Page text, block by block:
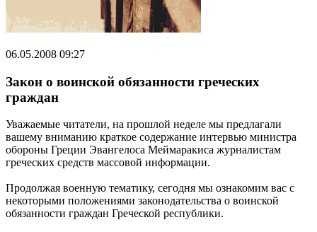
06.05.2008 09:27
Закон о воинской обязанности греческих
граждан
Уважаемые читатели, на прошлой неделе мы предлагали
вашему вниманию краткое содержание интервью министра
обороны Греции Эвангелоса Меймаракиса журналистам
греческих средств массовой информации.
Продолжая военную тематику, сегодня мы ознакомим вас с
некоторыми положениями законодательства о воинской
обязанности граждан Греческой республики.